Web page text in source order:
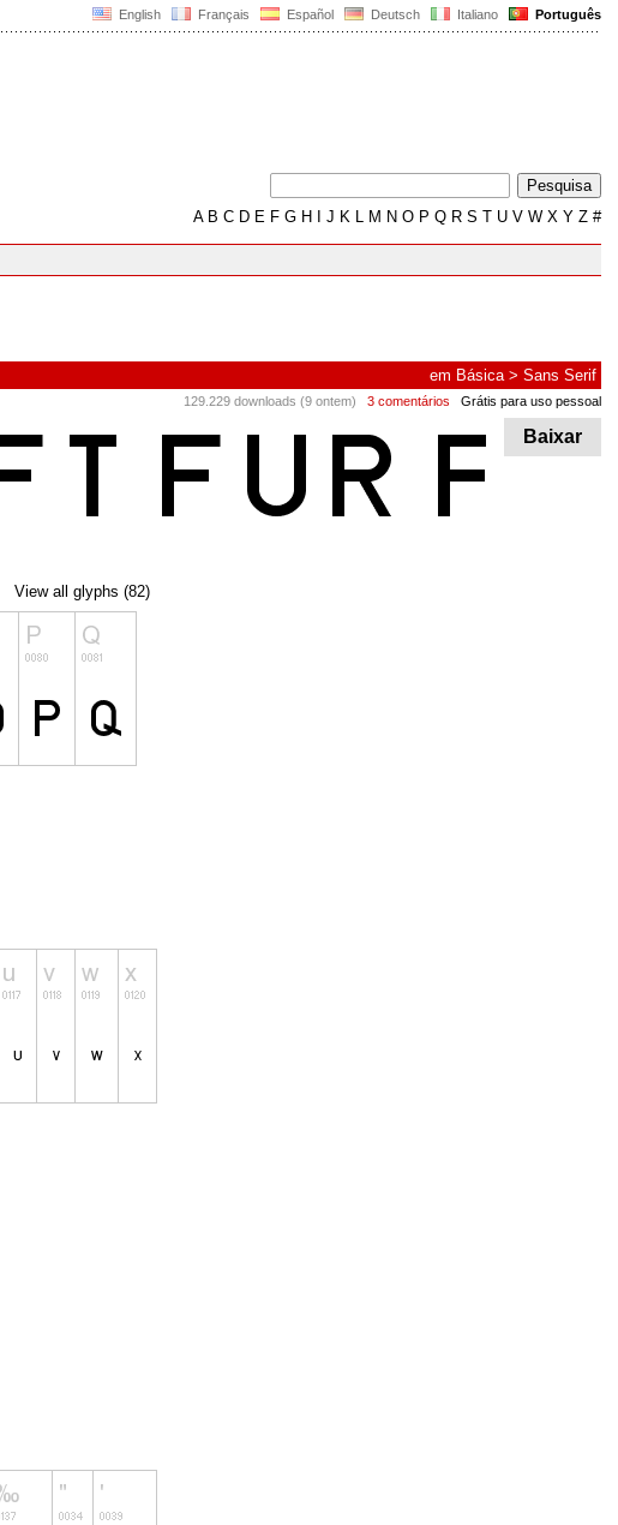
English Français Español Deutsch Italiano Português
AB C D E F G H J K L M N O P Q R S T U V W X Y Z #
em Básica> Sans Serif
129.229 downloads (9 ontem) 3 comentários Grátis para uso pessoal
Baixar
View all glyphs (82)